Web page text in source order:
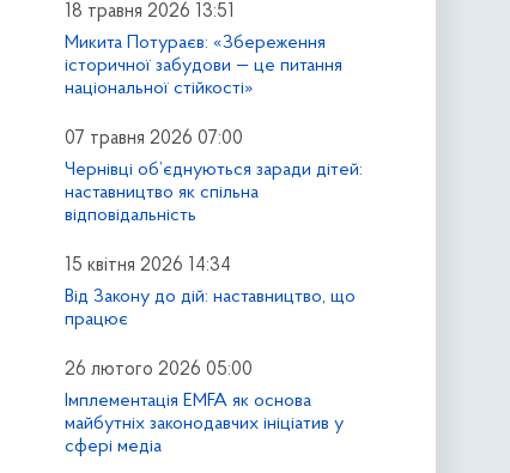
18 травня 2026 13:51
Микита Потураєв: «Збереження
історичної забудови — це питання
національної стійкості»
07 травня 2026 07:00
Чернівці об’єднуються заради дітей:
наставництво як спільна
відповідальність
15 квітня 2026 14:34
Від Закону до дій: наставництво, що
працює
26 лютого 2026 05:00
Імплементація EMFA як основа
майбутніх законодавчих ініціатив у
сфері медіа